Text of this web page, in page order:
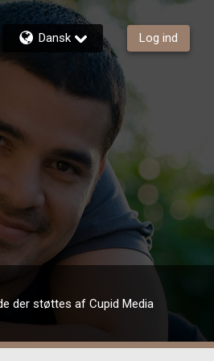
Dansk Log ind
der støttes af Cupid Media